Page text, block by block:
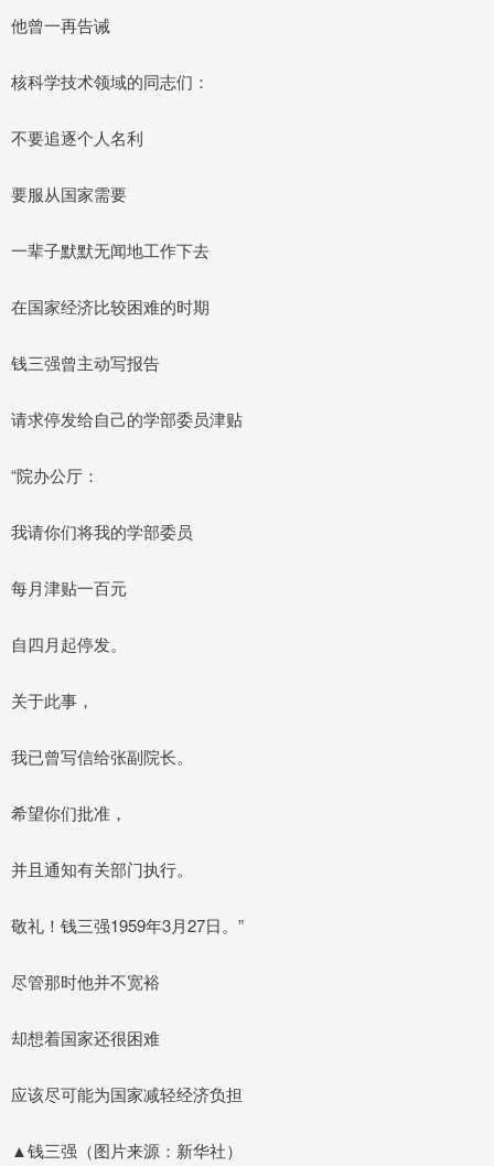
他曾一再告诫
核科学技术领域的同志们：
不要追逐个人名利
要服从国家需要
一辈子默默无闻地工作下去
在国家经济比较困难的时期
钱三强曾主动写报告
请求停发给自己的学部委员津贴
“院办公厅：
我请你们将我的学部委员
每月津贴一百元
自四月起停发。
关于此事，
我已曾写信给张副院长。
希望你们批准，
并且通知有关部门执行。
敬礼！钱三强1959年3月27日。”
尽管那时他并不宽裕
却想着国家还很困难
应该尽可能为国家减轻经济负担
▲钱三强（图片来源：新华社）